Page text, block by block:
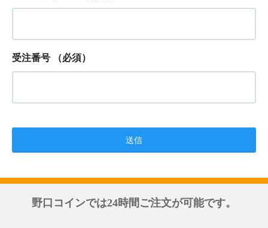
受注番号 （必須）
野口コインでは24時間ご注文が可能です。